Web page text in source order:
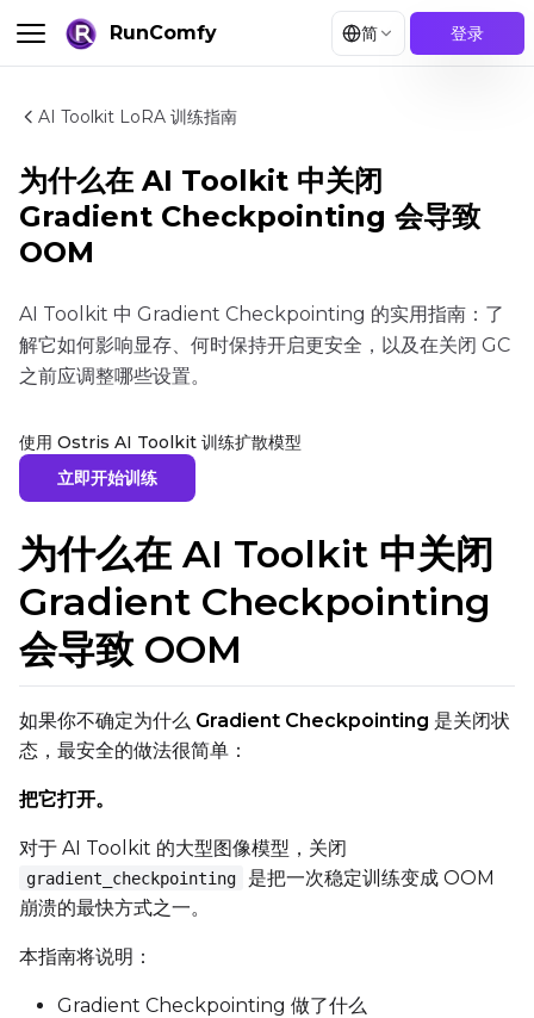
RunComfy 简 登录
AI Toolkit LoRA 训练指南
为什么在 AI Toolkit 中关闭
Gradient Checkpointing 会导致
OOM
AI Toolkit 中 Gradient Checkpointing 的实用指南：了
解它如何影响显存、何时保持开启更安全，以及在关闭 GC
之前应调整哪些设置。
使用 Ostris AI Toolkit 训练扩散模型
立即开始训练
为什么在 AI Toolkit 中关闭
Gradient Checkpointing
会导致 OOM
如果你不确定为什么 Gradient Checkpointing 是关闭状
态，最安全的做法很简单：
把它打开。
对于 AI Toolkit 的大型图像模型，关闭
gradient_checkpointing
是把一次稳定训练变成 OOM
崩溃的最快方式之一。
本指南将说明：
Gradient Checkpointing 做了什么